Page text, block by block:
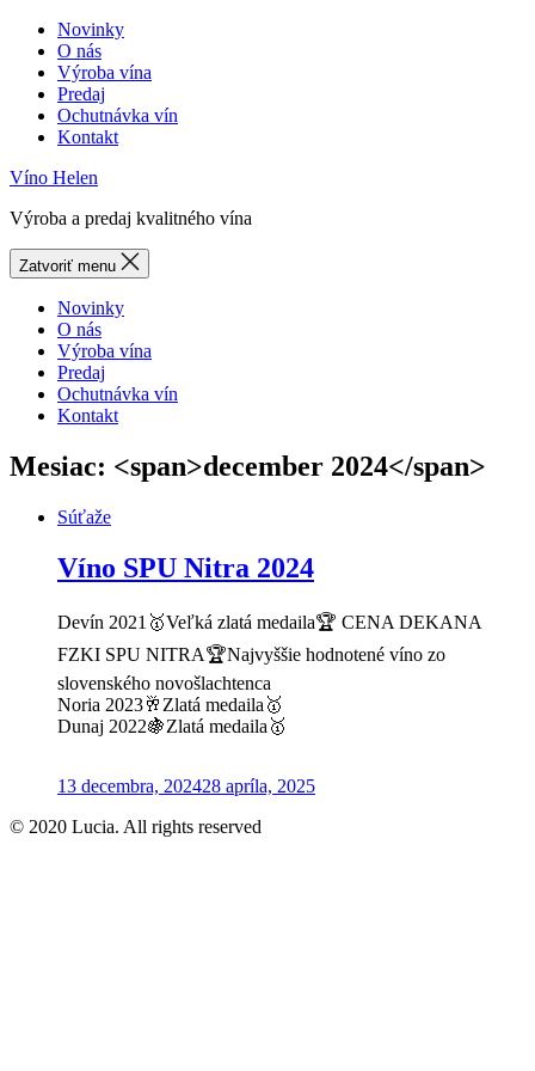
Novinky
O nás
Výroba vína
Predaj
Ochutnávka vín
Kontakt
Víno Helen
Výroba a predaj kvalitného vína
Zatvoriť menu
Novinky
O nás
Výroba vína
Predaj
Ochutnávka vín
Kontakt
Mesiac: <span>december 2024</span>
Categories
Súťaže
Víno SPU Nitra 2024
Devín 2021🥇Veľká zlatá medaila🏆 CENA DEKANA
FZKI SPU NITRA🏆Najvyššie hodnotené víno zo
slovenského novošlachtenca
Noria 2023🥂Zlatá medaila🥇
Dunaj 2022🍇Zlatá medaila🥇
Posted
13 decembra, 202428 apríla, 2025
© 2020 Lucia. All rights reserved